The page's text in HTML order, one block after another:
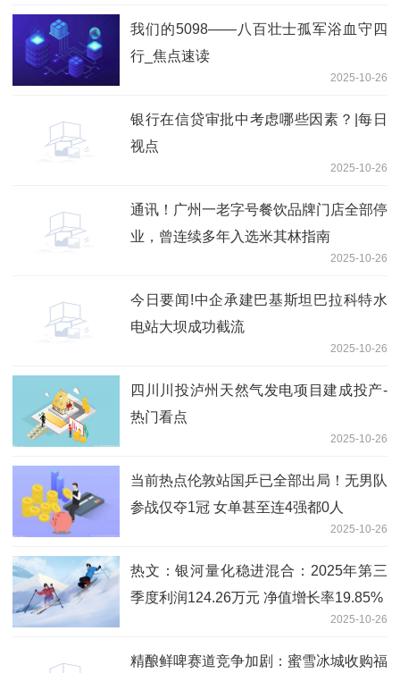
我们的5098——八百壮士孤军浴血守四
行_焦点速读
2025-10-26
银行在信贷审批中考虑哪些因素？|每日
视点
2025-10-26
通讯！广州一老字号餐饮品牌门店全部停
业，曾连续多年入选米其林指南
2025-10-26
今日要闻!中企承建巴基斯坦巴拉科特水
电站大坝成功截流
2025-10-26
四川川投泸州天然气发电项目建成投产-
热门看点
2025-10-26
当前热点伦敦站国乒已全部出局！无男队
参战仅夺1冠 女单甚至连4强都0人
2025-10-26
热文：银河量化稳进混合：2025年第三
季度利润124.26万元 净值增长率19.85%
2025-10-26
精酿鲜啤赛道竞争加剧：蜜雪冰城收购福